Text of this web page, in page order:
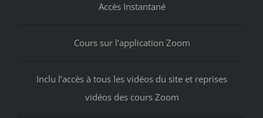
Accès Instantané
Cours sur l’application Zoom
Inclu l’accès à tous les vidéos du site et reprises
vidéos des cours Zoom